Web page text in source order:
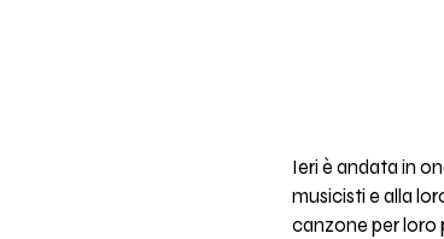
Ieri è andata in
musicisti e alla
canzone per loro